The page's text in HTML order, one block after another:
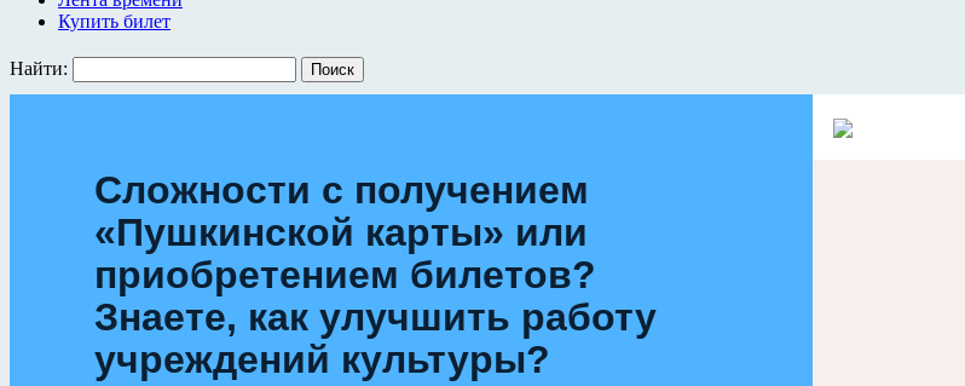
Купить билет
Найти:
Сложности с получением
«Пушкинской карты» или
приобретением билетов?
Знаете, как улучшить работу
учреждений культуры?